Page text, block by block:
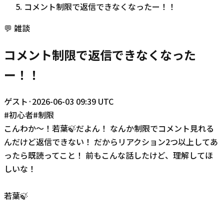
コメント制限で返信できなくなったー！！
💬 雑談
コメント制限で返信できなくなった
ー！！
ゲスト ·2026-06-03 09:39 UTC
#初心者#制限
こんわか～！若葉🍃だよん！ なんか制限でコメント見れる
んだけど返信できない！ だからリアクション2つ以上してあ
ったら既読ってこと！ 前もこんな話したけど、理解してほ
しいな！
若葉🍃